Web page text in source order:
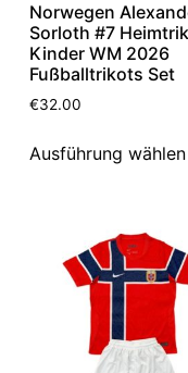
Norwegen
Sorloth #7
Kinder WM 2026
Fußballtrikots Set
€32.00
Ausführung wählen